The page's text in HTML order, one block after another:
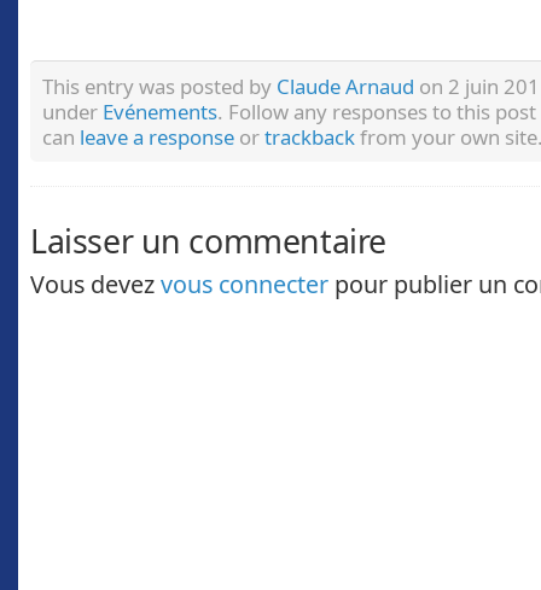
This entry was posted by Claude Arnaud on 2 juin
under Evénements. Follow any responses to this
can leave a response ortrackbackfrom your own
Laisser un commentaire
Vous devezvous connecter pour publier un